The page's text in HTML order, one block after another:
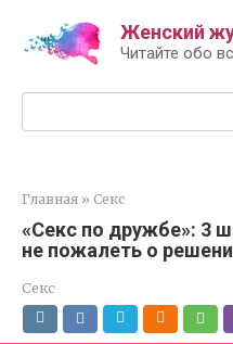
контенту
Женский
Читайте обо
Главная » Секс
«Секс по дружбе»: 3
не пожалеть о
Секс